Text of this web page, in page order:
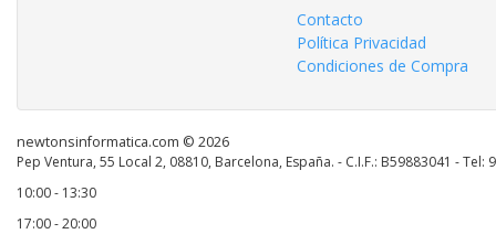
Contacto
Política Privacidad
Condiciones de Compra
newtonsinformatica.com © 2026
Pep Ventura, 55 Local 2, 08810, Barcelona, España. - C.I.F.: B59883041 - Tel:
10:00 - 13:30
17:00 - 20:00